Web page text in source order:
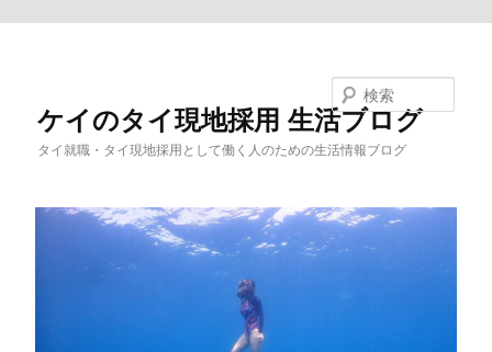
ケイのタイ現地採用 生活ブログ
タイ就職・タイ現地採用として働く人のための生活情報ブログ